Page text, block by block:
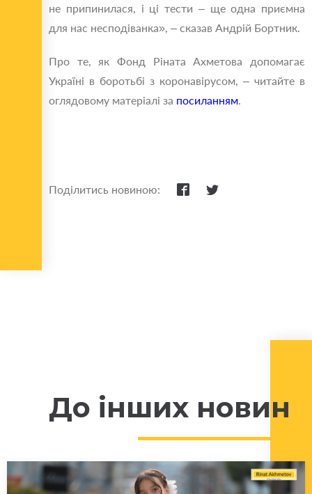
не припинилася, і ці тести – ще одна приємна
для нас несподіванка», – сказав Андрій Бортник.
Про те, як Фонд Ріната Ахметова допомагає
Україні в боротьбі з коронавірусом, – читайте в
оглядовому матеріалі за посиланням.
Поділитись новиною:
До інших новин